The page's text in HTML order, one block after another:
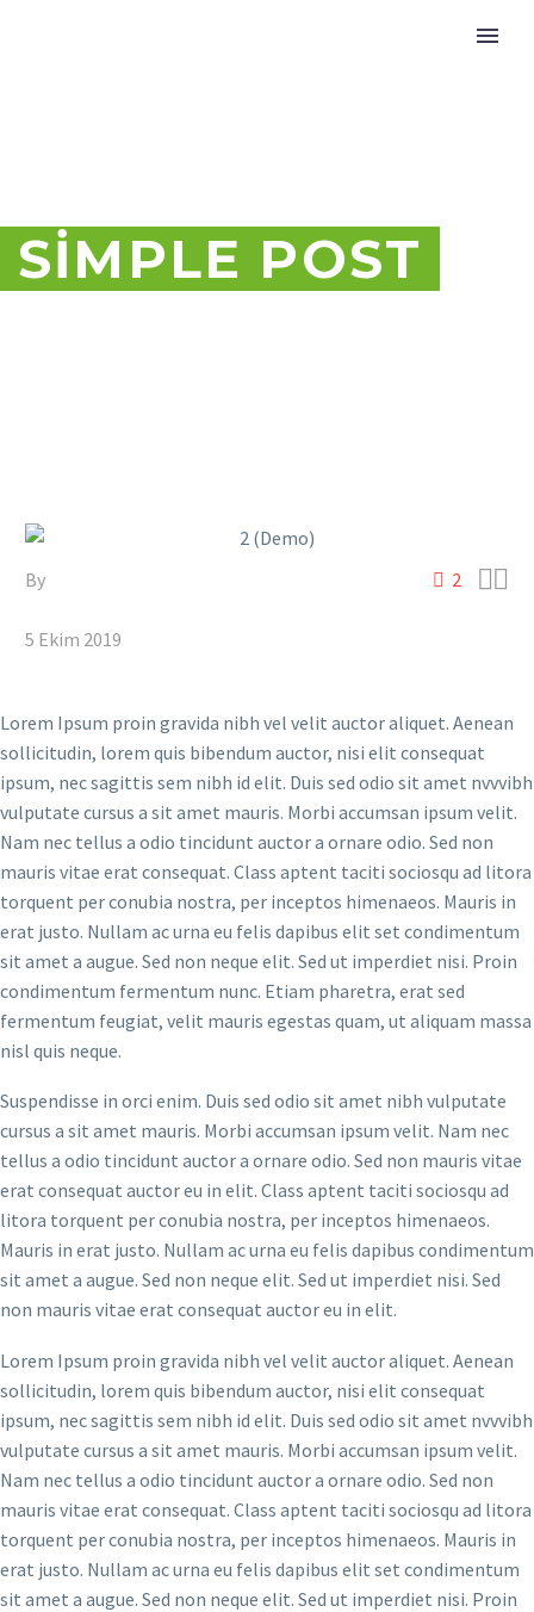
SIMPLE POST
2 
By
5 Ekim 2019
Lorem Ipsum proin gravida nibh vel velit auctor aliquet. Aenean
sollicitudin, lorem quis bibendum auctor, nisi elit consequat
ipsum, nec sagittis sem nibh id elit. Duis sed odio sit amet nvvvibh
vulputate cursus a sit amet mauris. Morbi accumsan ipsum velit.
Nam nec tellus a odio tincidunt auctor a ornare odio. Sed non
mauris vitae erat consequat. Class aptent taciti sociosqu ad litora
torquent per conubia nostra, per inceptos himenaeos. Mauris in
erat justo. Nullam ac urna eu felis dapibus elit set condimentum
sit amet a augue. Sed non neque elit. Sed ut imperdiet nisi. Proin
condimentum fermentum nunc. Etiam pharetra, erat sed
fermentum feugiat, velit mauris egestas quam, ut aliquam massa
nisl quis neque.
Suspendisse in orci enim. Duis sed odio sit amet nibh vulputate
cursus a sit amet mauris. Morbi accumsan ipsum velit. Nam nec
tellus a odio tincidunt auctor a ornare odio. Sed non mauris vitae
erat consequat auctor eu in elit. Class aptent taciti sociosqu ad
litora torquent per conubia nostra, per inceptos himenaeos.
Mauris in erat justo. Nullam ac urna eu felis dapibus condimentum
sit amet a augue. Sed non neque elit. Sed ut imperdiet nisi. Sed
non mauris vitae erat consequat auctor eu in elit.
Lorem Ipsum proin gravida nibh vel velit auctor aliquet. Aenean
sollicitudin, lorem quis bibendum auctor, nisi elit consequat
ipsum, nec sagittis sem nibh id elit. Duis sed odio sit amet nvvvibh
vulputate cursus a sit amet mauris. Morbi accumsan ipsum velit.
Nam nec tellus a odio tincidunt auctor a ornare odio. Sed non
mauris vitae erat consequat. Class aptent taciti sociosqu ad litora
torquent per conubia nostra, per inceptos himenaeos. Mauris in
erat justo. Nullam ac urna eu felis dapibus elit set condimentum
sit amet a augue. Sed non neque elit. Sed ut imperdiet nisi. Proin